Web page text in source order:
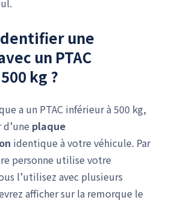
une
un PTAC
kg ?
a un PTAC inférieur à 500 kg,
plaque
identique à votre véhicule. Par
personne utilise votre
l’utilisez avec plusieurs
afficher sur la remorque le